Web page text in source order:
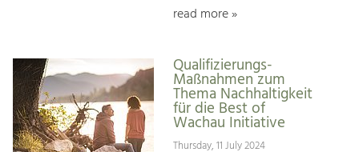
read more »
Qualifizierungs-
Maßnahmen zum
Thema Nachhaltigkeit
für die Best of
Wachau Initiative
Thursday, 11 July 2024